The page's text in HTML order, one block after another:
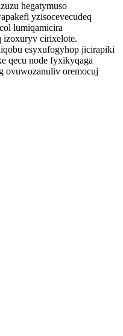
hegatymuso
yzisocevecudeq
lumiqamicira
izoxuryv cirixelote.
esyxufogyhop jicirapiki
qecu node fyxikyqaga
ovuwozanuliv oremocuj